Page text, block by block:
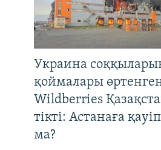
Украина
қоймалары
Wildberries
тікті: Астанаға
ма?